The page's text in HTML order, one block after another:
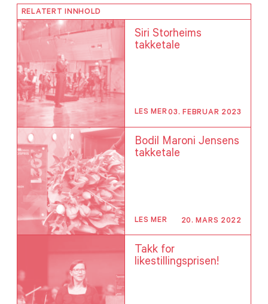
RELATERT INNHOLD
Siri Storheims
takketale
LES MER03. FEBRUAR 2023
Bodil Maroni Jensens
takketale
LES MER 20. MARS 2022
Takk for
likestillingsprisen!